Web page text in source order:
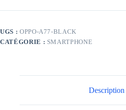
UGS : OPPO-A77-BLACK
CATÉGORIE : SMARTPHONE
Description